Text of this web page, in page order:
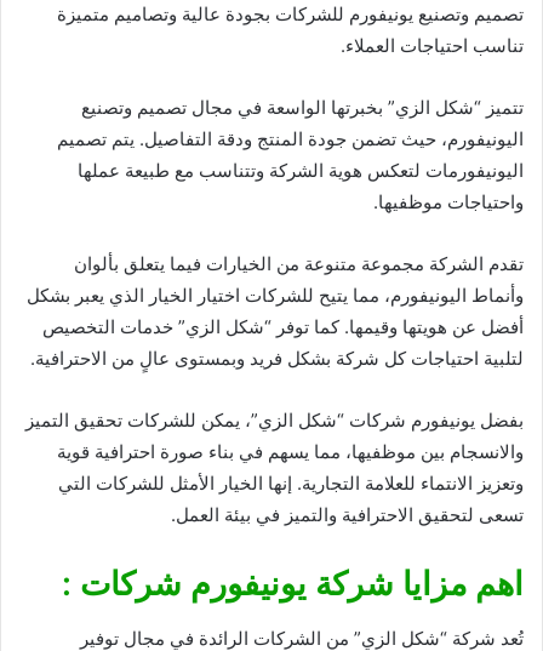
تصميم وتصنيع يونيفورم للشركات بجودة عالية وتصاميم متميزة
تناسب احتياجات العملاء.
تتميز “شكل الزي” بخبرتها الواسعة في مجال تصميم وتصنيع
اليونيفورم، حيث تضمن جودة المنتج ودقة التفاصيل. يتم تصميم
اليونيفورمات لتعكس هوية الشركة وتتناسب مع طبيعة عملها
واحتياجات موظفيها.
تقدم الشركة مجموعة متنوعة من الخيارات فيما يتعلق بألوان
وأنماط اليونيفورم، مما يتيح للشركات اختيار الخيار الذي يعبر بشكل
أفضل عن هويتها وقيمها. كما توفر “شكل الزي” خدمات التخصيص
لتلبية احتياجات كل شركة بشكل فريد وبمستوى عالٍ من الاحترافية.
بفضل يونيفورم شركات “شكل الزي”، يمكن للشركات تحقيق التميز
والانسجام بين موظفيها، مما يسهم في بناء صورة احترافية قوية
وتعزيز الانتماء للعلامة التجارية. إنها الخيار الأمثل للشركات التي
تسعى لتحقيق الاحترافية والتميز في بيئة العمل.
اهم مزايا شركة يونيفورم شركات :
تُعد شركة “شكل الزي” من الشركات الرائدة في مجال توفير